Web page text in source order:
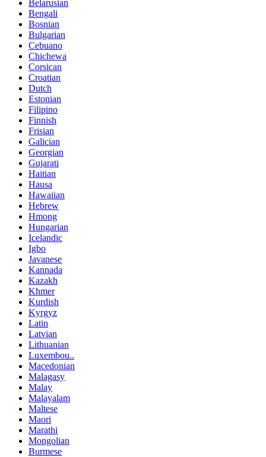
Belarusian
Bengali
Bosnian
Bulgarian
Cebuano
Chichewa
Corsican
Croatian
Dutch
Estonian
Filipino
Finnish
Frisian
Galician
Georgian
Gujarati
Haitian
Hausa
Hawaiian
Hebrew
Hmong
Hungarian
Icelandic
Igbo
Javanese
Kannada
Kazakh
Khmer
Kurdish
Kyrgyz
Latin
Latvian
Lithuanian
Luxembou..
Macedonian
Malagasy
Malay
Malayalam
Maltese
Maori
Marathi
Mongolian
Burmese